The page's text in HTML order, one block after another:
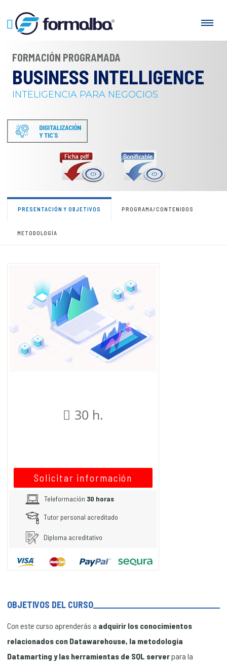
FORMACIÓN PROGRAMADA
BUSINESS INTELLIGENCE
INTELIGENCIA PARA NEGOCIOS
PRESENTACIÓN Y OBJETIVOS PROGRAMA/CONTENIDOS
METODOLOGÍA
OBJETIVOS DEL CURSO
Con este curso aprenderás a adquirir los conocimientos
relacionados con Datawarehouse, la metodología
Datamarting y las herramientas de SQL serverpara la
30 h.
Solicitar información
Teleformación 30 horas
Tutor personal acreditado
Diploma acreditativo